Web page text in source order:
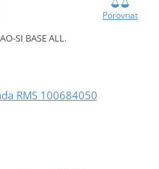
Porovnat
SI BASE ALL.
RMS 100684050